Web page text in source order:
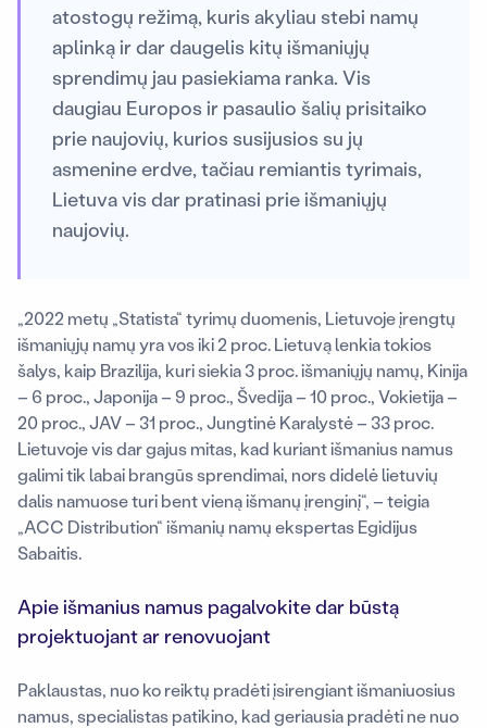
atostogų režimą, kuris akyliau stebi namų
aplinką ir dar daugelis kitų išmaniųjų
sprendimų jau pasiekiama ranka. Vis
daugiau Europos ir pasaulio šalių prisitaiko
prie naujovių, kurios susijusios su jų
asmenine erdve, tačiau remiantis tyrimais,
Lietuva vis dar pratinasi prie išmaniųjų
naujovių.
„2022 metų „Statista“ tyrimų duomenis, Lietuvoje įrengtų
išmaniųjų namų yra vos iki 2 proc. Lietuvą lenkia tokios
šalys, kaip Brazilija, kuri siekia 3 proc. išmaniųjų namų, Kinija
– 6 proc., Japonija – 9 proc., Švedija – 10 proc., Vokietija –
20 proc., JAV – 31 proc., Jungtinė Karalystė – 33 proc.
Lietuvoje vis dar gajus mitas, kad kuriant išmanius namus
galimi tik labai brangūs sprendimai, nors didelė lietuvių
dalis namuose turi bent vieną išmanų įrenginį“, – teigia
„ACC Distribution“ išmanių namų ekspertas Egidijus
Sabaitis.
Apie išmanius namus pagalvokite dar būstą
projektuojant ar renovuojant
Paklaustas, nuo ko reiktų pradėti įsirengiant išmaniuosius
namus, specialistas patikino, kad geriausia pradėti ne nuo